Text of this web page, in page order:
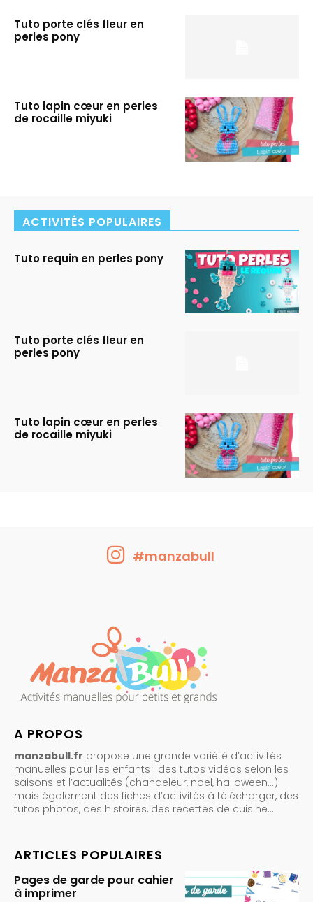
Tuto porte clés fleur en
perles pony
Tuto lapin cœur en perles
de rocaille miyuki
ACTIVITÉS POPULAIRES
Tuto requin en perles pony
Tuto porte clés fleur en
perles pony
Tuto lapin cœur en perles
de rocaille miyuki
#manzabull
A PROPOS
manzabull.fr propose une grande variété d’activités
manuelles pour les enfants : des tutos vidéos selon les
saisons et l’actualités (chandeleur, noel, halloween…)
mais également des fiches d’activités à télécharger, des
tutos photos, des histoires, des recettes de cuisine…
ARTICLES POPULAIRES
Pages de garde pour cahier
à imprimer